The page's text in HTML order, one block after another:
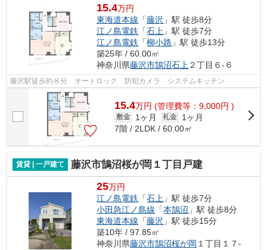
15.4万円
東海道本線 「藤沢 」駅 徒歩8分
江ノ島電鉄 「石上 」駅 徒歩7分
江ノ島電鉄 「柳小路 」駅 徒歩13分
築25年 / 60.00㎡
神奈川県藤沢市鵠沼石上２丁目６-６
藤沢駅徒歩約８分 オートロック 防犯カメラ システムキッチン
15.4万円 (管理費等：9,000円 )
敷金 1ヶ月 礼金
1ヶ月
7階 / 2LDK / 60.00㎡
賃貸 | 一戸建て 藤沢市鵠沼桜が岡１丁目戸建
25万円
江ノ島電鉄 「石上 」駅 徒歩7分
小田急江ノ島線 「本鵠沼 」駅 徒歩8分
東海道本線 「藤沢 」駅 徒歩15分
築10年 / 97.85㎡
神奈川県藤沢市鵠沼桜が岡 １丁目１７-